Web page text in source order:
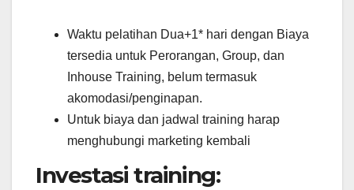
Waktu pelatihan Dua+1* hari dengan Biaya
tersedia untuk Perorangan, Group, dan
Inhouse Training, belum termasuk
akomodasi/penginapan.
Untuk biaya dan jadwal training harap
menghubungi marketing kembali
Investasi training: